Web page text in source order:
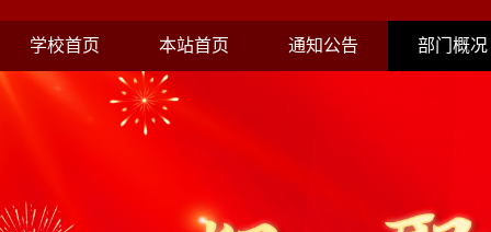
学校首页 本站首页 通知公告 部门概况